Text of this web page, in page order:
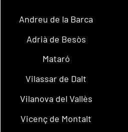
Andreu de la Barca
Adrià de Besòs
Mataró
Vilassar de Dalt
Vilanova del Vallès
Vicenç de Montalt